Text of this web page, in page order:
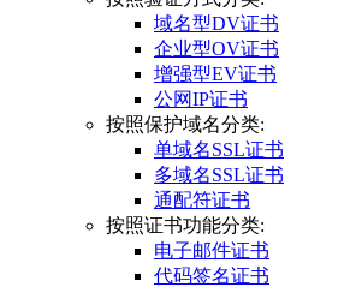
域名型DV证书
企业型OV证书
增强型EV证书
公网IP证书
按照保护域名分类:
单域名SSL证书
多域名SSL证书
通配符证书
按照证书功能分类:
电子邮件证书
代码签名证书